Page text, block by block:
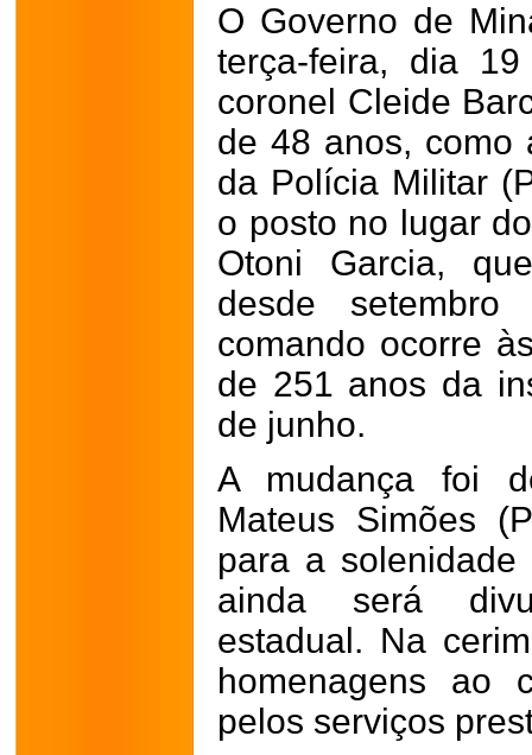
O Governo de
terça-feira, dia
coronel Cleide
de 48 anos, como
da Polícia Militar
o posto no lugar
Otoni Garcia,
desde
comando ocorre
de 251 anos da
de junho.
A mudança foi
Mateus Simões
para a
ainda será
estadual. Na
homenagens ao
pelos serviços